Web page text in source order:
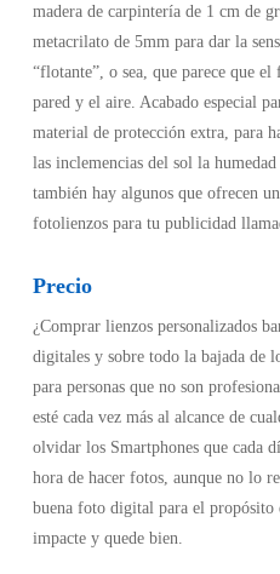
madera de carpintería de 1 cm de
metacrilato de 5mm para dar la
“flotante”, o sea, que parece que
pared y el aire. Acabado especial
material de protección extra, para
las inclemencias del sol la
también hay algunos que ofrecen
fotolienzos para tu publicidad
Precio
¿Comprar lienzos personalizados
digitales y sobre todo la bajada de
para personas que no son
esté cada vez más al alcance de
olvidar los Smartphones que cada
hora de hacer fotos, aunque no lo
buena foto digital para el propósito
impacte y quede bien.